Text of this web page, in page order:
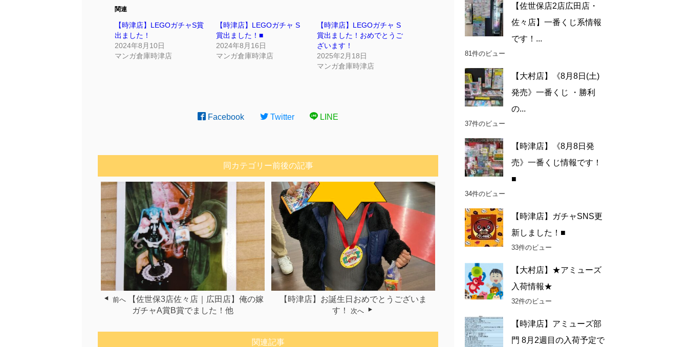
関連
【時津店】LEGOガチャS賞
出ました！
2024年8月10日
マンガ倉庫時津店
【時津店】LEGOガチャ S
賞出ました！■
2024年8月16日
マンガ倉庫時津店
【時津店】LEGOガチャ S
賞出ました！おめでとうご
ざいます！
2025年2月18日
マンガ倉庫時津店
Facebook Twitter LINE
同カテゴリー前後の記事
前へ
【佐世保3店佐々店｜広田店】俺の嫁
ガチャA賞B賞でました！他
【時津店】お誕生日おめでとうございま
す！
次へ
関連記事
【佐世保店2店広田店・
佐々店】一番くじ系情報
です！...
81件のビュー
【大村店】《8月8日(土)
発売》一番くじ ・勝利
の...
37件のビュー
【時津店】《8月8日発
売》一番くじ情報です！
■
34件のビュー
【時津店】ガチャSNS更
新しました！■
33件のビュー
【大村店】★アミューズ
入荷情報★
32件のビュー
【時津店】アミューズ部
門 8月2週目の入荷予定で